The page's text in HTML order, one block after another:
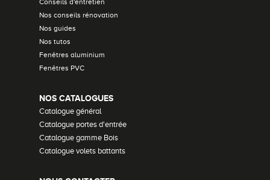
Conseils d'entretien
Nos conseils rénovation
Nos guides
Nos tutos
Fenêtres aluminium
Fenêtres PVC
NOS CATALOGUES
Catalogue général
Catalogue portes d'entrée
Catalogue gamme Bois
Catalogue volets battants